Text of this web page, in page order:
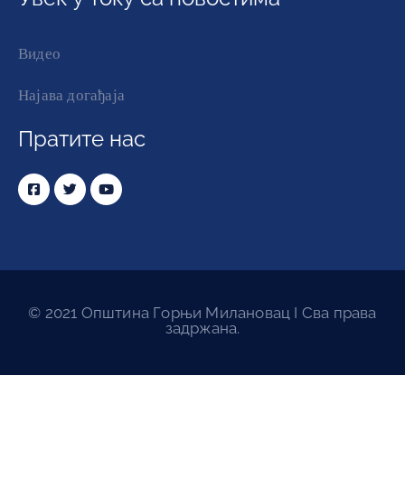
Видео
Најава догађаја
Пратите нас
© 2021 Општина Горњи Милановац I Сва права
задржана.